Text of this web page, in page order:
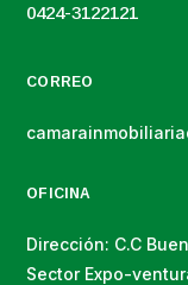
0424-3122121
CORREO
OFICINA
Dirección: C.C
Sector Expo-